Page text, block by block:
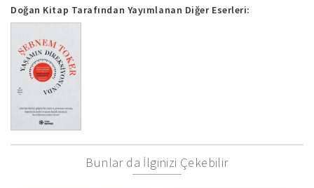
Doğan Kitap Tarafından Yayımlanan Diğer Eserleri:
Bunlar da İlginizi Çekebilir